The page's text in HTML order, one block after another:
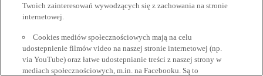
Twoich zainteresowań wywodzących się z zachowania na stronie
internetowej.
Cookies mediów społecznościowych mają na celu
udostepnienie filmów video na naszej stronie internetowej (np.
via YouTube) oraz łatwe udostepnianie treści z naszej strony w
mediach społecznościowych, m.in. na Facebooku. Są to